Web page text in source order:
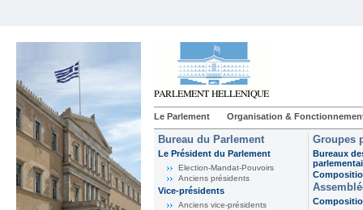
Le Parlement Organisation &
Bureau du Parlement
Le Président du Parlement
Election-Mandat-Pouvoirs
Anciens présidents
Vice-présidents
Anciens vice-présidents
Groupes
Bureaux